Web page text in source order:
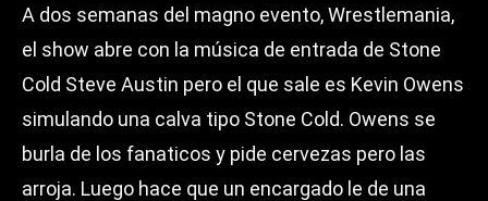
A dos semanas del magno evento, Wrestlemania,
el show abre con la música de entrada de Stone
Cold Steve Austin pero el que sale es Kevin Owens
simulando una calva tipo Stone Cold. Owens se
burla de los fanaticos y pide cervezas pero las
arroja. Luego hace que un encargado le de una